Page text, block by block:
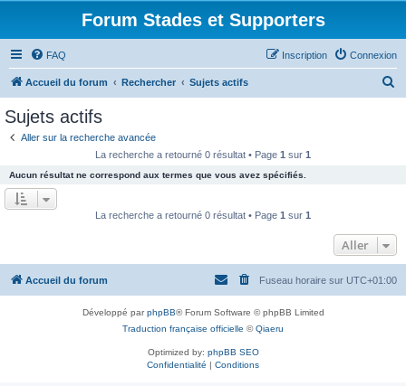
Forum Stades et Supporters
FAQ Connexion
Inscription
Accueil du forum Rechercher Sujets actifs
e
r
Sujets actifs
Aller sur la recherche avancée
La recherche a retourné 0 résultat • Page 1 sur 1
Aucun résultat ne correspond aux termes que vous avez spécifiés.
La recherche a retourné 0 résultat • Page 1 sur 1
Aller
Accueil du forum Fuseau horaire sur UTC+01:00
Développé parphpBB® Forum Software © phpBB Limited
Traduction française officielle ©Qiaeru
Optimized by: phpBB SEO
Confidentialité | Conditions